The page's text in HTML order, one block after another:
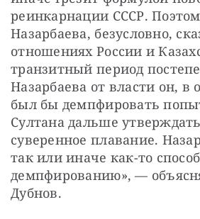
реинкарнации СССР.
Назарбаева, безусловно,
отношениях России и
транзитный период
Назарбаева от власти он,
был бы демпфировать
Султана дальше
суверенное плавание.
так или иначе как-то
демпфированию», —
Дубнов.